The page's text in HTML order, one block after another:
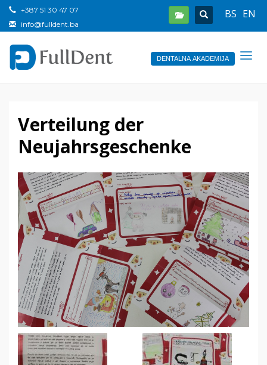
BS EN
+387 51 30 47 07
info@fulldent.ba
DENTALNA AKADEMIJA
Verteilung der
Neujahrsgeschenke